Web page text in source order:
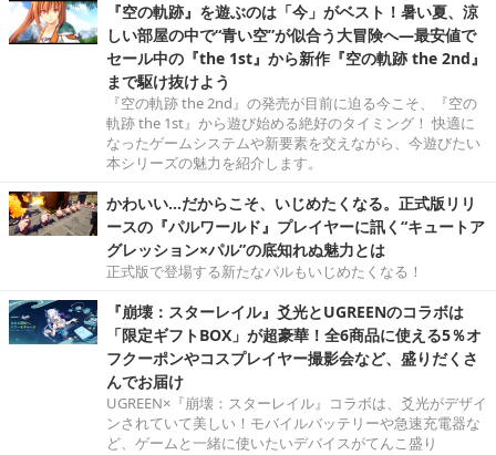
『空の軌跡』を遊ぶのは「今」がベスト！暑い夏、涼
しい部屋の中で“青い空”が似合う大冒険へ―最安値で
セール中の『the 1st』から新作『空の軌跡 the 2nd』
まで駆け抜けよう
『空の軌跡 the 2nd』の発売が目前に迫る今こそ、『空の
軌跡 the 1st』から遊び始める絶好のタイミング！ 快適に
なったゲームシステムや新要素を交えながら、今遊びたい
本シリーズの魅力を紹介します。
かわいい…だからこそ、いじめたくなる。正式版リリ
ースの『パルワールド』プレイヤーに訊く“キュートア
グレッション×パル”の底知れぬ魅力とは
正式版で登場する新たなパルもいじめたくなる！
『崩壊：スターレイル』爻光とUGREENのコラボは
「限定ギフトBOX」が超豪華！全6商品に使える5％オ
フクーポンやコスプレイヤー撮影会など、盛りだくさ
んでお届け
UGREEN×『崩壊：スターレイル』コラボは、爻光がデザイ
ンされていて美しい！モバイルバッテリーや急速充電器な
ど、ゲームと一緒に使いたいデバイスがてんこ盛り